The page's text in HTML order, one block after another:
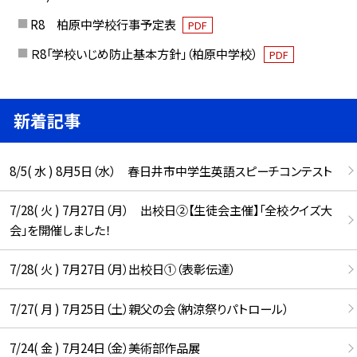
R8 柏原中学校行事予定表
PDF
Ｒ8「学校いじめ防止基本方針」（柏原中学校） PDF
新着記事
8/5( 水 ) 8月5日（水） 春日井市中学生英語スピーチコンテスト
7/28( 火 ) 7月27日（月） 出校日②【生徒会主催】「全校クイズ大
会」を開催しました！
7/28( 火 ) 7月27日（月）出校日①（表彰伝達）
7/27( 月 ) 7月25日（土）親父の会（納涼祭りパトロール）
7/24( 金 ) 7月24日（金）美術部作品展